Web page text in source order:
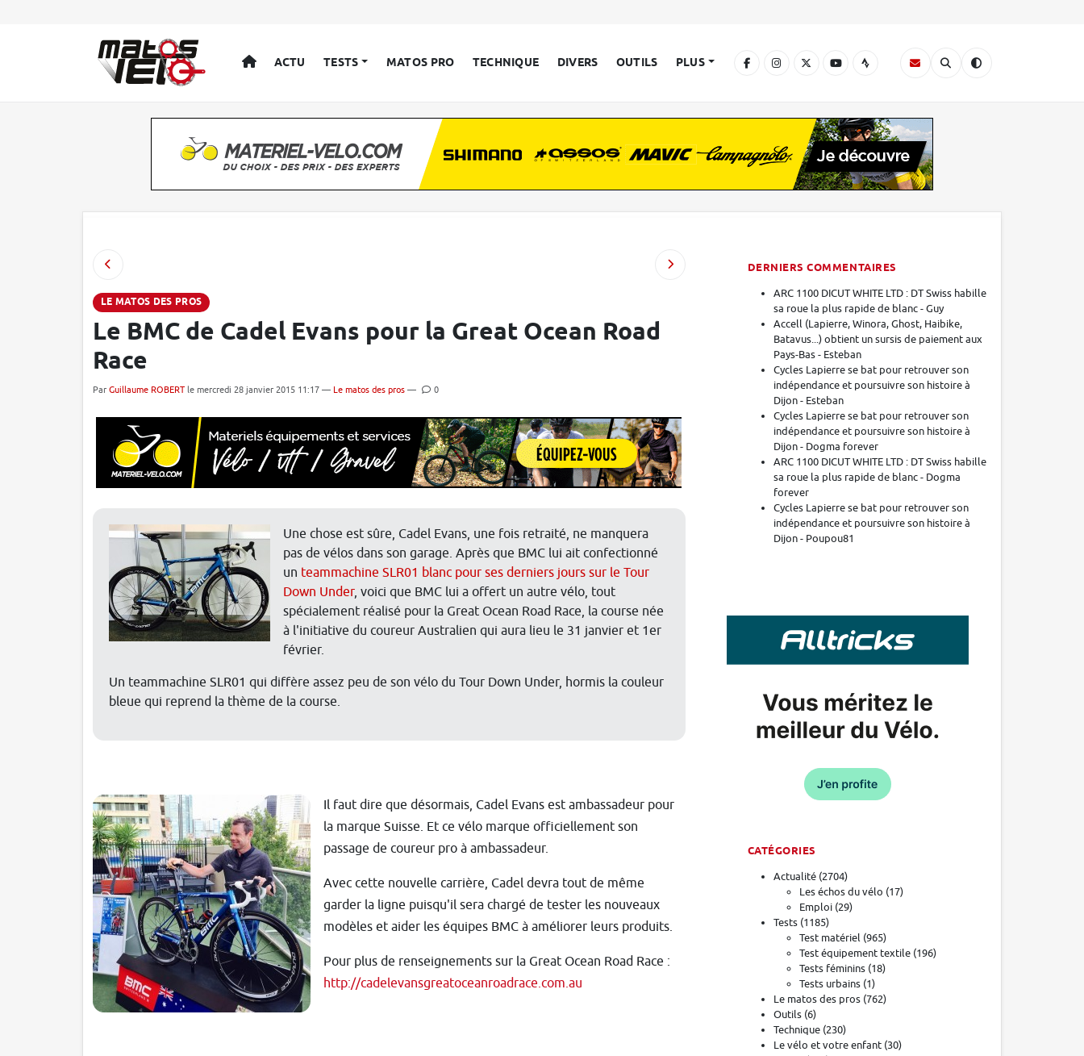
ACCUEIL
ACTU TESTS MATOS PRO TECHNIQUE DIVERS OUTILS PLUS
LE MATOS DES PROS
Le BMC de Cadel Evans pour la Great Ocean Road
Race
Par Guillaume ROBERT le mercredi 28 janvier 2015 11:17 — Le matos des pros — 0
Une chose est sûre, Cadel Evans, une fois retraité, ne manquera
pas de vélos dans son garage. Après que BMC lui ait confectionné
un teammachine SLR01 blanc pour ses derniers jours sur le Tour
Down Under, voici que BMC lui a offert un autre vélo, tout
spécialement réalisé pour la Great Ocean Road Race, la course née
à l'initiative du coureur Australien qui aura lieu le 31 janvier et 1er
février.
Un teammachine SLR01 qui diffère assez peu de son vélo du Tour Down Under, hormis la couleur
bleue qui reprend la thème de la course.
Il faut dire que désormais, Cadel Evans est ambassadeur pour
la marque Suisse. Et ce vélo marque officiellement son
passage de coureur pro à ambassadeur.
Avec cette nouvelle carrière, Cadel devra tout de même
garder la ligne puisqu'il sera chargé de tester les nouveaux
modèles et aider les équipes BMC à améliorer leurs produits.
Pour plus de renseignements sur la Great Ocean Road Race :
http://cadelevansgreatoceanroadrace.com.au
DERNIERS COMMENTAIRES
ARC 1100 DICUT WHITE LTD : DT Swiss habille
sa roue la plus rapide de blanc - Guy
Accell (Lapierre, Winora, Ghost, Haibike,
Batavus...) obtient un sursis de paiement aux
Pays-Bas - Esteban
Cycles Lapierre se bat pour retrouver son
indépendance et poursuivre son histoire à
Dijon - Esteban
Cycles Lapierre se bat pour retrouver son
indépendance et poursuivre son histoire à
Dijon - Dogma forever
ARC 1100 DICUT WHITE LTD : DT Swiss habille
sa roue la plus rapide de blanc - Dogma
forever
Cycles Lapierre se bat pour retrouver son
indépendance et poursuivre son histoire à
Dijon - Poupou81
CATÉGORIES
Actualité (2704)
Les échos du vélo (17)
Emploi (29)
Tests (1185)
Test matériel (965)
Test équipement textile (196)
Tests féminins (18)
Tests urbains (1)
Le matos des pros (762)
Outils (6)
Technique (230)
Le vélo et votre enfant (30)